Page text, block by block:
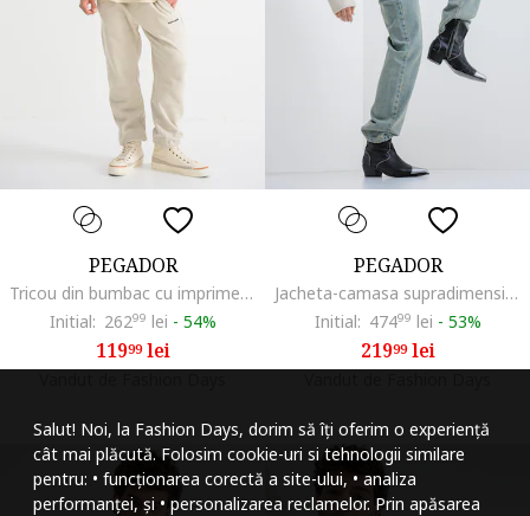
Salut! Noi, la Fashion Days, dorim să îți oferim o experiență
cât mai plăcută. Folosim cookie-uri si tehnologii similare
pentru: • funcționarea corectă a site-ului, • analiza
performanței, și • personalizarea reclamelor. Prin apăsarea
PEGADOR
Tricou din bumbac cu imprimeu grafic, Negru stins/Bej deschis
Initial: 26299 lei - 54%
11999lei
PEGADOR
Jacheta-camasa supradimensionata cu buzunare pe piept, Bej deschis
Initial: 47499 lei - 53%
21999lei
Micsoreaza
Mareste spatierea